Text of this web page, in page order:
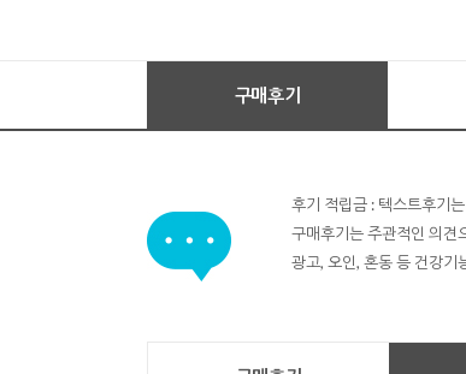
구매후기
후기 적립금 : 텍스트후기는
구매후기는 주관적인 의견
광고, 오인, 혼동 등 건강기